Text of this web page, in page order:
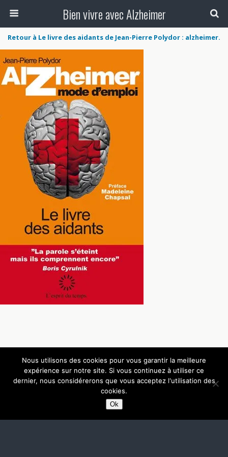
Bien vivre avec Alzheimer
Retour à Le livre des aidants de Jean-Pierre Polydor : alzheimer.
Retour au début
Nous utilisons des cookies pour vous garantir la meilleure
expérience sur notre site. Si vous continuez à utiliser ce
dernier, nous considérerons que vous acceptez l'utilisation des
cookies.
Ok